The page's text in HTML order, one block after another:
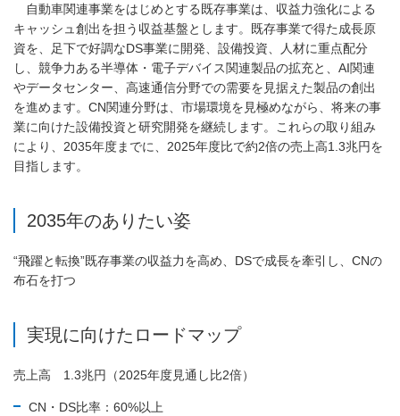
自動車関連事業をはじめとする既存事業は、収益力強化による
キャッシュ創出を担う収益基盤とします。既存事業で得た成長原
資を、足下で好調なDS事業に開発、設備投資、人材に重点配分
し、競争力ある半導体・電子デバイス関連製品の拡充と、AI関連
やデータセンター、高速通信分野での需要を見据えた製品の創出
を進めます。CN関連分野は、市場環境を見極めながら、将来の事
業に向けた設備投資と研究開発を継続します。これらの取り組み
により、2035年度までに、2025年度比で約2倍の売上高1.3兆円を
目指します。
2035年のありたい姿
“飛躍と転換”既存事業の収益力を高め、DSで成長を牽引し、CNの
布石を打つ
実現に向けたロードマップ
売上高 1.3兆円（2025年度見通し比2倍）
CN・DS比率：60%以上